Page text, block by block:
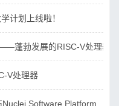
计划上线啦！
蓬勃发展的RISC-V处理器
V处理器
Software Platform